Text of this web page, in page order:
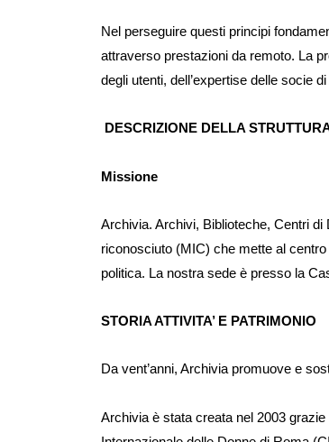
Nel perseguire questi principi
attraverso prestazioni da remoto. La
degli utenti, dell’expertise delle socie
DESCRIZIONE DELLA
Missione
Archivia. Archivi, Biblioteche, Centri
riconosciuto (MIC) che mette al
politica. La nostra sede è presso la
STORIA ATTIVITA’ E PATRIMONIO
Da vent’anni, Archivia promuove e
Archivia è stata creata nel 2003